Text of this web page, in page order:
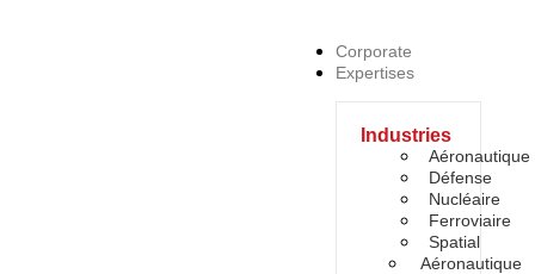
Corporate
Expertises
Industries
Aéronautique
Défense
Nucléaire
Ferroviaire
Spatial
Aéronautique